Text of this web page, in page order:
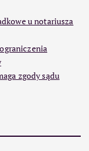
u notariusza
zgody sądu